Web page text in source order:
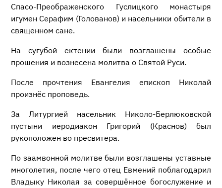
Спасо-Преображенского Гуслицкого монастыря
игумен Серафим (Голованов) и насельники обители в
священном сане.
На сугубой ектении были возглашены особые
прошения и вознесена молитва о Святой Руси.
После прочтения Евангелия епископ Николай
произнёс проповедь.
За Литургией насельник Николо-Берлюковской
пустыни иеродиакон Григорий (Краснов) был
рукоположен во пресвитера.
По заамвонной молитве были возглашены уставные
многолетия, после чего отец Евмений поблагодарил
Владыку Николая за совершённое богослужение и